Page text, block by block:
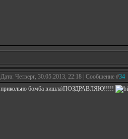
Дата: Четверг, 30.05.2013, 22:18 | Сообщение #34
прикольно бомба вишла\ПОЗДРАВЛЯЮ!!!!!